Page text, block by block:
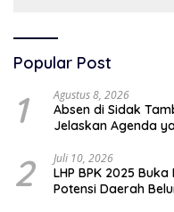
Popular Post
1 Agustus 8, 2026
Absen di Sidak
Jelaskan Agenda
2 Juli 10, 2026
LHP BPK 2025
Potensi Daerah